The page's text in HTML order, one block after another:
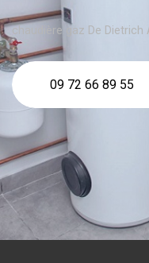
chaudière gaz De Dietrich
09 72 66 89 55